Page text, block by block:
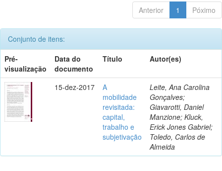
Anterior 1 Póximo
Conjunto de itens:
Pré-
visualização
Data do
documento
Título Autor(es)
15-dez-2017
A
mobilidade
revisitada:
capital,
trabalho e
subjetivação
Leite, Ana Carolina
Gonçalves;
Giavarotti, Daniel
Manzione; Kluck,
Erick Jones Gabriel;
Toledo, Carlos de
Almeida